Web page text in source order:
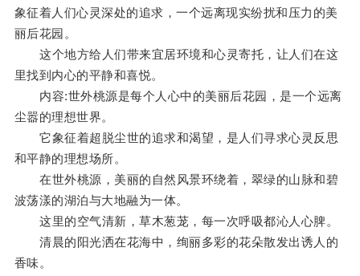
象征着人们心灵深处的追求，一个远离现实纷扰和压力的美
丽后花园。
这个地方给人们带来宜居环境和心灵寄托，让人们在这
里找到内心的平静和喜悦。
内容:世外桃源是每个人心中的美丽后花园，是一个远离
尘嚣的理想世界。
它象征着超脱尘世的追求和渴望，是人们寻求心灵反思
和平静的理想场所。
在世外桃源，美丽的自然风景环绕着，翠绿的山脉和碧
波荡漾的湖泊与大地融为一体。
这里的空气清新，草木葱茏，每一次呼吸都沁人心脾。
清晨的阳光洒在花海中，绚丽多彩的花朵散发出诱人的
香味。